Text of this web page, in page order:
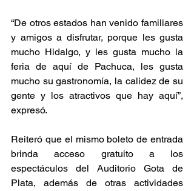
“De otros estados han venido familiares
y amigos a disfrutar, porque les gusta
mucho Hidalgo, y les gusta mucho la
feria de aquí de Pachuca, les gusta
mucho su gastronomía, la calidez de su
gente y los atractivos que hay aquí”,
expresó.
Reiteró que el mismo boleto de entrada
brinda acceso gratuito a los
espectáculos del Auditorio Gota de
Plata, además de otras actividades